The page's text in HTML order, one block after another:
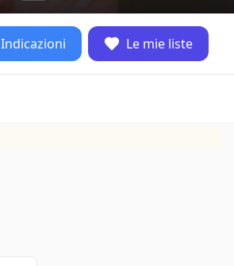
Indicazioni Le mie liste